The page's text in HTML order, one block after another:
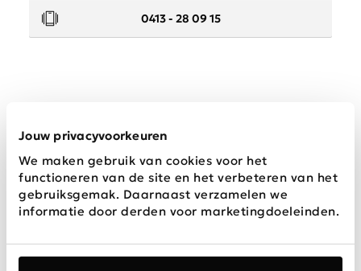
Jouw privacyvoorkeuren
We maken gebruik van cookies voor het
functioneren van de site en het verbeteren van het
gebruiksgemak. Daarnaast verzamelen we
informatie door derden voor marketingdoeleinden.
0413 - 28 09 15
Wij zijn Schijvens mode